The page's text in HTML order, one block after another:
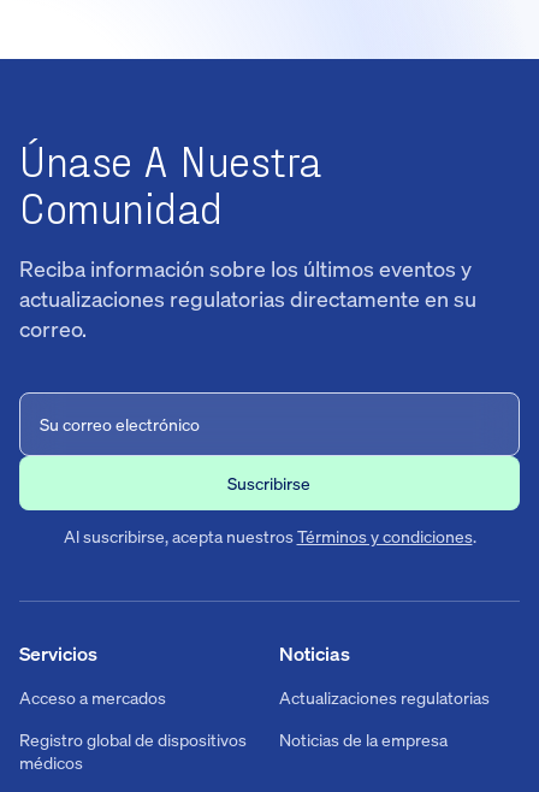
Únase A Nuestra
Comunidad
Reciba información sobre los últimos eventos y
actualizaciones regulatorias directamente en su
correo.
Al suscribirse, acepta nuestrosTérminos y condiciones.
Noticias
Actualizaciones regulatorias
Noticias de la empresa
Servicios
Acceso a mercados
Registro global de dispositivos
médicos